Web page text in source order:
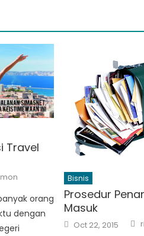
Travel
orang
dengan
Bisnis
Prosedur
Masuk
Posted
on
Oct 22, 2015